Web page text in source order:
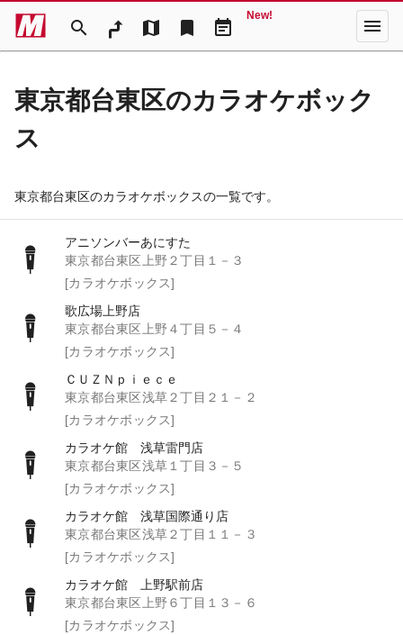
search map bookmark event_note
New! menu
東京都台東区のカラオケボック
ス
東京都台東区のカラオケボックスの一覧です。
アニソンバーあにすた
東京都台東区上野２丁目１－３
[カラオケボックス]
歌広場上野店
東京都台東区上野４丁目５－４
[カラオケボックス]
ＣＵＺＮｐｉｅｃｅ
東京都台東区浅草２丁目２１－２
[カラオケボックス]
カラオケ館 浅草雷門店
東京都台東区浅草１丁目３－５
[カラオケボックス]
カラオケ館 浅草国際通り店
東京都台東区浅草２丁目１１－３
[カラオケボックス]
カラオケ館 上野駅前店
東京都台東区上野６丁目１３－６
[カラオケボックス]